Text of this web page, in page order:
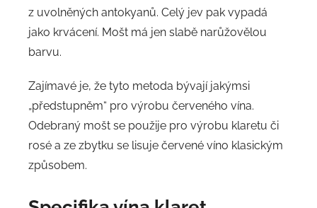
z uvolněných antokyanů. Celý jev pak vypadá
jako krvácení. Mošt má jen slabě narůžovělou
barvu.
Zajímavé je, že tyto metoda bývají jakýmsi
„předstupněm“ pro výrobu červeného vína.
Odebraný mošt se použije pro výrobu klaretu či
rosé a ze zbytku se lisuje červené víno klasickým
způsobem.